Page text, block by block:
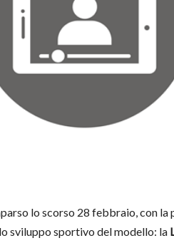
lo scorso 28 febbraio, con la
sviluppo sportivo del modello: la